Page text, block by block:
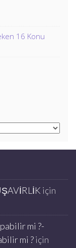
16 Konu
için
mi ?-
mi ?için